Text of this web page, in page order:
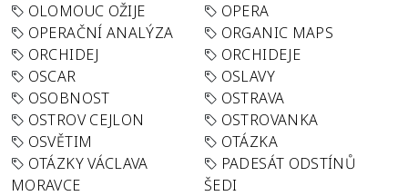
OLOMOUC OŽIJE
OPERA
OPERAČNÍ ANALÝZA
ORGANIC MAPS
ORCHIDEJ
ORCHIDEJE
OSCAR
OSLAVY
OSOBNOST
OSTRAVA
OSTROV CEJLON
OSTROVANKA
OSVĚTIM
OTÁZKA
OTÁZKY VÁCLAVA
MORAVCE
PADESÁT ODSTÍNŮ
ŠEDI